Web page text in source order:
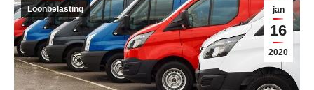
jan
16
2020
Loonbelasting